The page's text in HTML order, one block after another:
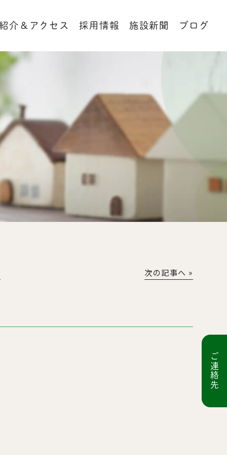
介＆アクセス 採用情報 施設新聞 ブログ
次の記事へ »
ご連絡先